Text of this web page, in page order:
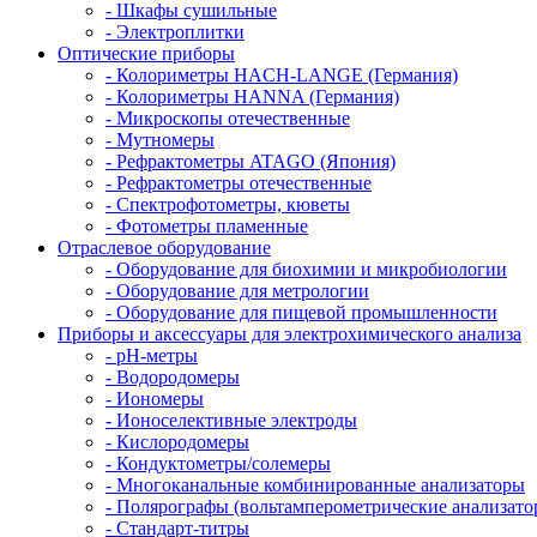
- Шкафы сушильные
- Электроплитки
Оптические приборы
- Колориметры HACH-LANGE (Германия)
- Колориметры HANNA (Германия)
- Микроскопы отечественные
- Мутномеры
- Рефрактометры ATAGO (Япония)
- Рефрактометры отечественные
- Спектрофотометры, кюветы
- Фотометры пламенные
Отраслевое оборудование
- Оборудование для биохимии и микробиологии
- Оборудование для метрологии
- Оборудование для пищевой промышленности
Приборы и аксессуары для электрохимического анализа
- pH-метры
- Водородомеры
- Иономеры
- Ионоселективные электроды
- Кислородомеры
- Кондуктометры/солемеры
- Многоканальные комбинированные анализаторы
- Полярографы (вольтамперометрические
- Стандарт-титры